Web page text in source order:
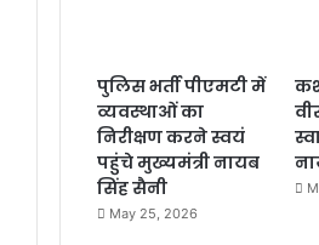
पुलिस भर्ती पीएमटी में
व्यवस्थाओं का
निरीक्षण करने स्वयं
पहुंचे मुख्यमंत्री नायब
सिंह सैनी
May 25, 2026